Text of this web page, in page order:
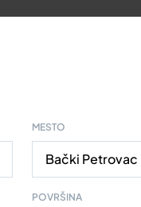
MESTO
POVRŠINA